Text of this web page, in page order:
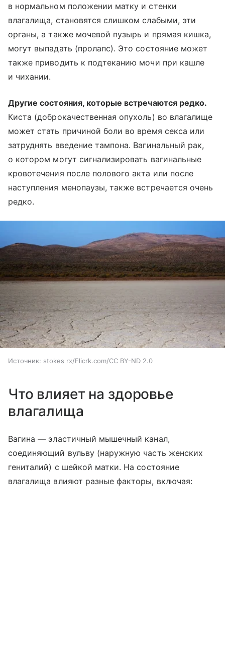
в нормальном положении матку и стенки
влагалища, становятся слишком слабыми, эти
органы, а также мочевой пузырь и прямая кишка,
могут выпадать (пролапс). Это состояние может
также приводить к подтеканию мочи при кашле
и чихании.
Другие состояния, которые встречаются редко.
Киста (доброкачественная опухоль) во влагалище
может стать причиной боли во время секса или
затруднять введение тампона. Вагинальный рак,
о котором могут сигнализировать вагинальные
кровотечения после полового акта или после
наступления менопаузы, также встречается очень
редко.
Источник: stokes rx/Flicrk.com/CC BY-ND 2.0
Что влияет на здоровье
влагалища
Вагина — эластичный мышечный канал,
соединяющий вульву (наружную часть женских
гениталий) с шейкой матки. На состояние
влагалища влияют разные факторы, включая: